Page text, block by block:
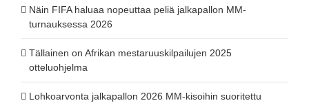
Näin FIFA haluaa nopeuttaa peliä jalkapallon MM-
turnauksessa 2026
Tällainen on Afrikan mestaruuskilpailujen 2025
otteluohjelma
Lohkoarvonta jalkapallon 2026 MM-kisoihin suoritettu